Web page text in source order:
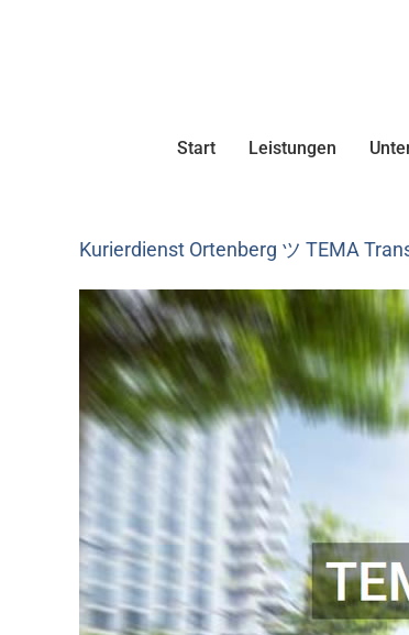
Start Leistungen
Kurierdienst Ortenberg ツ TEMA